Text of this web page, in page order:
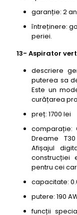
garanție: 2
întreținere:
periei.
13- Aspirator
descriere
puterea sa
Este un
curățarea
preț: 1700 lei
comparație:
Dreame
Afișajul
construcției
pentru cei
capacitate:
putere: 190
funcții